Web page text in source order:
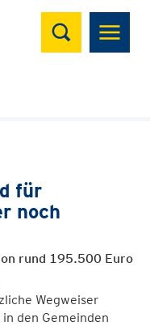
Suchen
für
noch
rund 195.500 Euro
Wegweiser
den Gemeinden